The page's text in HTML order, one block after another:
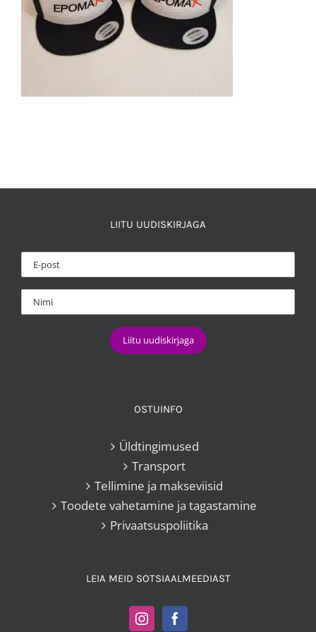
LIITU UUDISKIRJAGA
OSTUINFO
Üldtingimused
Transport
Tellimine ja makseviisid
Toodete vahetamine ja tagastamine
Privaatsuspoliitika
LEIA MEID SOTSIAALMEEDIAST